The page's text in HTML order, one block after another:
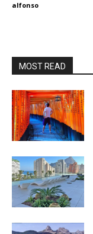
alfonso
MOST READ